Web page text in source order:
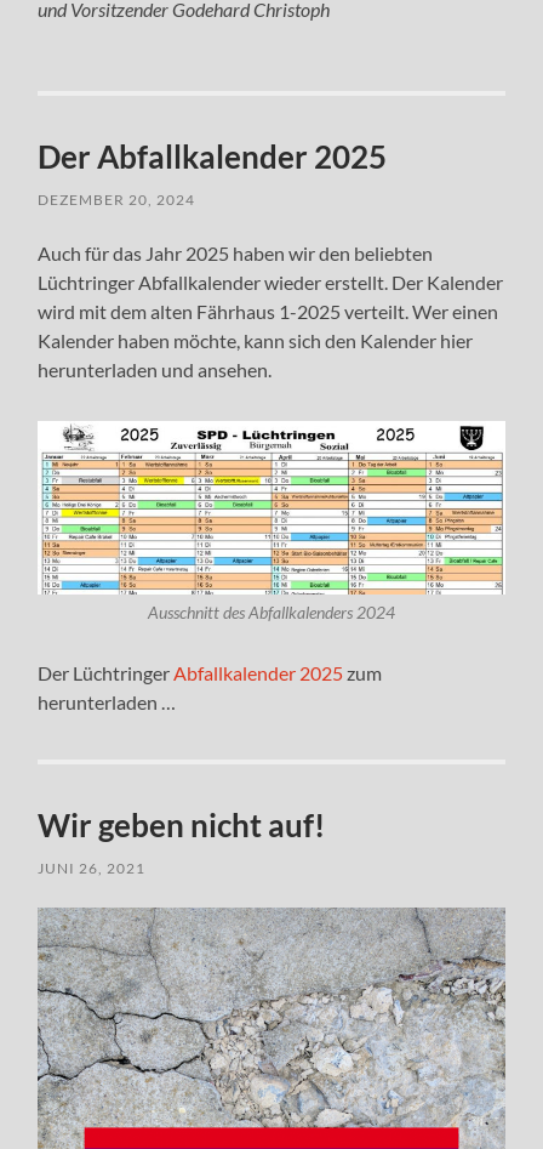
und Vorsitzender Godehard Christoph
Der Abfallkalender 2025
DEZEMBER 20, 2024
Auch für das Jahr 2025 haben wir den beliebten
Lüchtringer Abfallkalender wieder erstellt. Der Kalender
wird mit dem alten Fährhaus 1-2025 verteilt. Wer einen
Kalender haben möchte, kann sich den Kalender hier
herunterladen und ansehen.
Ausschnitt des Abfallkalenders 2024
Der LüchtringerAbfallkalender 2025zum
herunterladen …
Wir geben nicht auf!
JUNI 26, 2021